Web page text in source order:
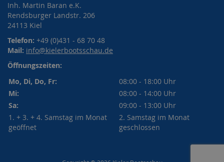
Inh. Martin Baran e.K.
Rendsburger Landstr. 206
24113 Kiel
Telefon: +49 (0)431 - 68 70 48
Mail: info@kielerbootsschau.de
Öffnungszeiten:
Mo, Di, Do, Fr:
08:00 - 18:00 Uhr
Mi:
08:00 - 14:00 Uhr
Sa:
09:00 - 13:00 Uhr
1. + 3. + 4. Samstag im Monat
geöffnet
2. Samstag im Monat
geschlossen